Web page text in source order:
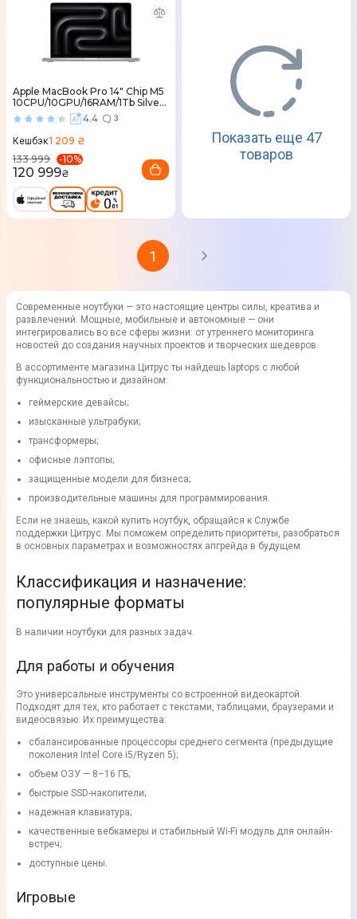
Apple MacBook Pro 14" Chip M5
10CPU/10GPU/16RAM/1Tb Silver
(MDE54) 20254.4 3
Кешбэк1 209 ₴
133 999
-10%
120 999₴
Показать еще 47
товаров
1
Современные ноутбуки — это настоящие центры силы, креатива и
развлечений. Мощные, мобильные и автономные — они
интегрировались во все сферы жизни: от утреннего мониторинга
новостей до создания научных проектов и творческих шедевров.
В ассортименте магазина Цитрус ты найдешь laptops с любой
функциональностью и дизайном:
геймерские девайсы;
изысканные ультрабуки;
трансформеры;
офисные лэптопы;
защищенные модели для бизнеса;
производительные машины для программирования.
Если не знаешь, какой купить ноутбук, обращайся к Службе
поддержки Цитрус. Мы поможем определить приоритеты, разобраться
в основных параметрах и возможностях апгрейда в будущем.
Классификация и назначение:
популярные форматы
В наличии ноутбуки для разных задач.
Для работы и обучения
Это универсальные инструменты со встроенной видеокартой.
Подходят для тех, кто работает с текстами, таблицами, браузерами и
видеосвязью. Их преимущества:
сбалансированные процессоры среднего сегмента (предыдущие
поколения Intel Core i5/Ryzen 5);
объем ОЗУ — 8–16 ГБ;
быстрые SSD-накопители;
надежная клавиатура;
качественные вебкамеры и стабильный Wi-Fi модуль для онлайн-
встреч;
доступные цены.
Игровые